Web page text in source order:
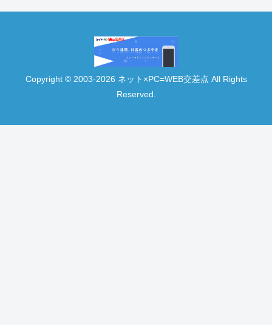
Copyright © 2003-2026 ネット×PC=WEB交差点 All Rights
Reserved.